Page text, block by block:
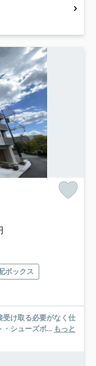
ボックス
受け取る必要がなく仕
・シューズボ... もっと